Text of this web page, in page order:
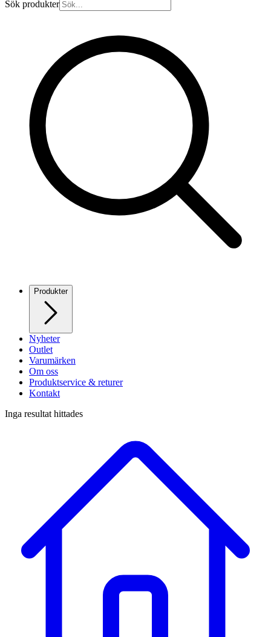
Sök produkter
Produkter
Nyheter
Outlet
Varumärken
Om oss
Produktservice & returer
Kontakt
Inga resultat hittades